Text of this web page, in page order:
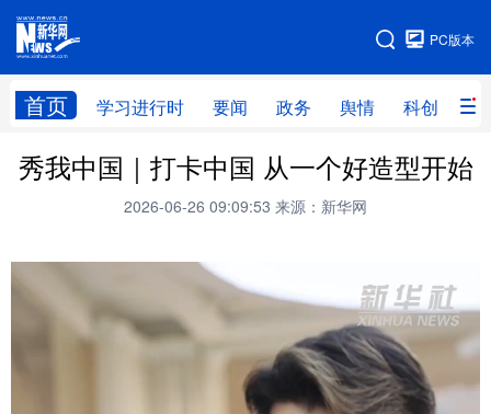
PC版本
首页 学习进行时 要闻 政务 舆情 科创 产
网站地图
首页 学习进行时 要闻 政务
科创 产经
旅游 教育
健康 图片
原创 长三角频道
秀我中国｜打卡中国 从一个好造型开始
2026-06-26 09:09:53 来源：新华网